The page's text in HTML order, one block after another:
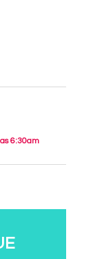
6:30am